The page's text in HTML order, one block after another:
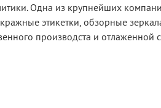
Одна из крупнейших
этикетки, обзорные
производста и